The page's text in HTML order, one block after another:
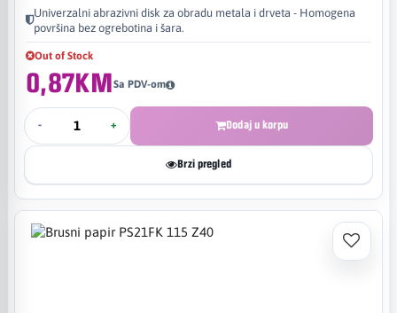
Univerzalni abrazivni disk za obradu metala i drveta - Homogena
površina bez ogrebotina i šara.
Out of Stock
0,87KMSa PDV-om
- + Dodaj u korpu
Brzi pregled